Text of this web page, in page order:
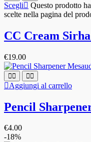
Scegli
Questo prodotto
scelte nella pagina del
CC Cream
€19.00
Aggiungi al carrello
Pencil
€4.00
-18%